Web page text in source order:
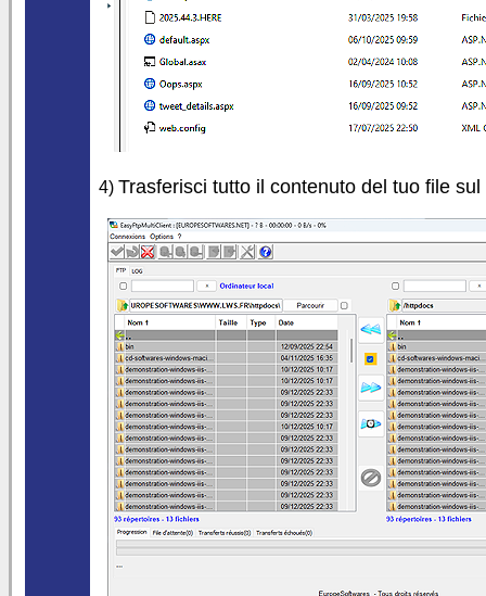
4) Trasferisci tutto il contenuto del tuo file